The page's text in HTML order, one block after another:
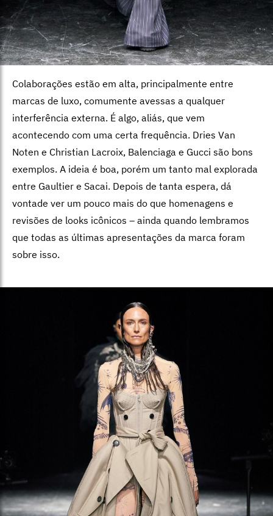
Colaborações estão em alta, principalmente entre
marcas de luxo, comumente avessas a qualquer
interferência externa. É algo, aliás, que vem
acontecendo com uma certa frequência. Dries Van
Noten e Christian Lacroix, Balenciaga e Gucci são bons
exemplos. A ideia é boa, porém um tanto mal explorada
entre Gaultier e Sacai. Depois de tanta espera, dá
vontade ver um pouco mais do que homenagens e
revisões de looks icônicos – ainda quando lembramos
que todas as últimas apresentações da marca foram
sobre isso.